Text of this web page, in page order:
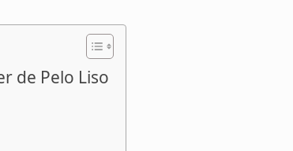
de Pelo Liso